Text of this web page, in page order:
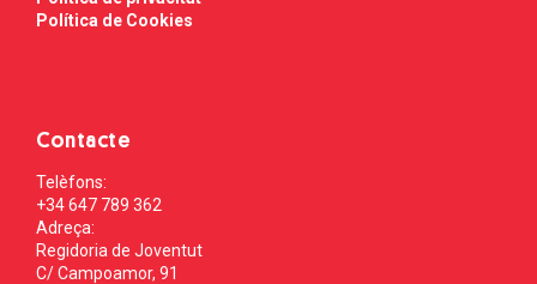
Política de Cookies
Contacte
Telèfons:
+34 647 789 362
Adreça:
Regidoria de Joventut
C/ Campoamor, 91